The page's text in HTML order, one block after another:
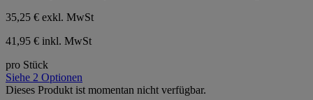
35,25 € exkl. MwSt
41,95 € inkl. MwSt
pro Stück
Siehe 2 Optionen
Dieses Produkt ist momentan nicht verfügbar.